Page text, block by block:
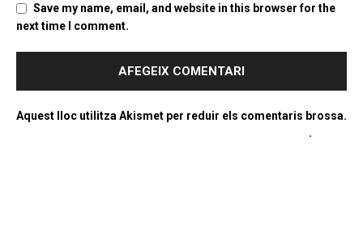
Save my name, email, and website in this browser for the
next time I comment.
Aquest lloc utilitza Akismet per reduir els comentaris brossa.
.